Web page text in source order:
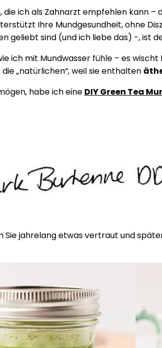
ich als Zahnarzt empfehlen kann
Ihre Mundgesundheit, ohne
geliebt sind (und ich liebe das) -, ist
ich mit Mundwasser fühle – es
„natürlichen“, weil sie enthalten
habe ich eine DIY Green Tea
Sie jahrelang etwas vertraut und